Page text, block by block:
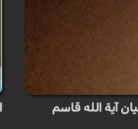
آية الله قاسم